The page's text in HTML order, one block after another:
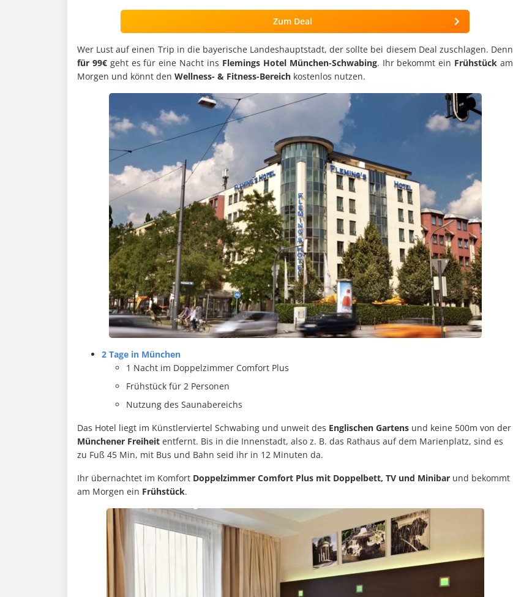
Zum Deal
Wer Lust auf einen Trip in die bayerische Landeshauptstadt, der sollte bei diesem Deal zuschlagen. Denn
für 99€geht es für eine Nacht ins Flemings Hotel München-Schwabing. Ihr bekommt ein Frühstück am
Morgen und könnt den Wellness- & Fitness-Bereich kostenlos nutzen.
2 Tage in München
1 Nacht im Doppelzimmer Comfort Plus
Frühstück für 2 Personen
Nutzung des Saunabereichs
Das Hotel liegt im Künstlerviertel Schwabing und unweit des Englischen Gartens und keine 500m von der
Münchener Freiheit entfernt. Bis in die Innenstadt, also z. B. das Rathaus auf dem Marienplatz, sind es
zu Fuß 45 Min, mit Bus und Bahn seid ihr in 12 Minuten da.
Ihr übernachtet im Komfort Doppelzimmer Comfort Plus mit Doppelbett, TV und Minibar und bekommt
am Morgen ein Frühstück.